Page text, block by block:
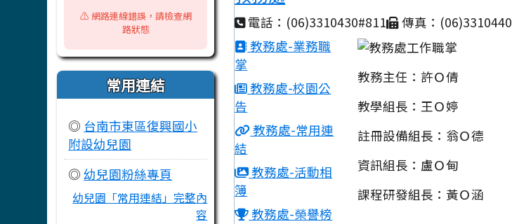
⚠️ 網路連線錯誤，請檢查網
路狀態
常用連結
◎ 台南市東區復興國小
附設幼兒園
◎幼兒園粉絲專頁
幼兒園「常用連結」完整內
容
電話：(06)3310430#811
傳真：(06)3310440
教務處-業務職
掌
教務處-校園公
告
教務處-常用連
結
教務處-活動相
簿
教務處-榮譽榜
教務主任：許Ｏ倩
教學組長：王Ｏ婷
註冊設備組長：翁Ｏ德
資訊組長：盧Ｏ甸
課程研發組長：黃Ｏ涵